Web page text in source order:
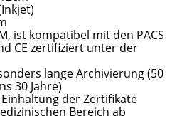
ist kompatibel mit den PACS
CE zertifiziert unter der
lange Archivierung (50
30 Jahre)
der Zertifikate
Bereich ab